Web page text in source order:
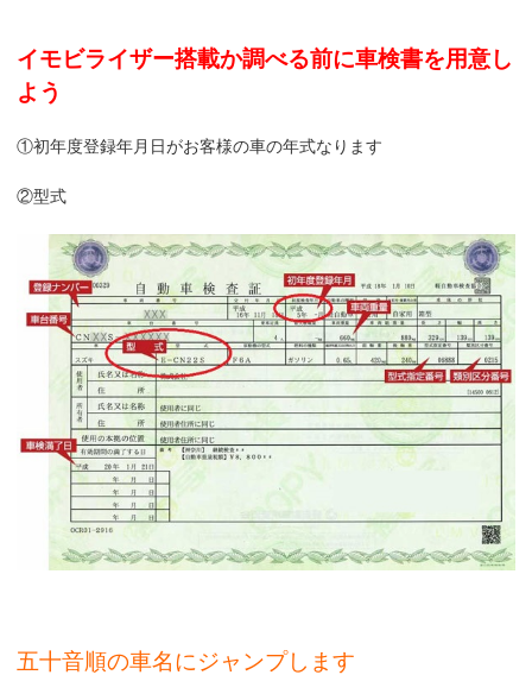
イモビライザー搭載か調べる前に車検書を用意し
よう
①初年度登録年月日がお客様の車の年式なります
②型式
五十音順の車名にジャンプします